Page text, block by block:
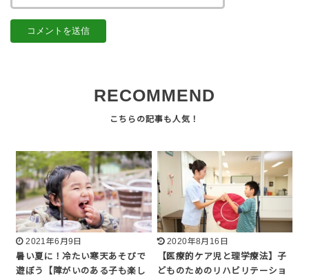
RECOMMEND
2021年6月9日
暑い夏に！冷たい寒天あそびで
遊ぼう【障がいのある子も楽し
2020年8月16日
【医療的ケア児と理学療法】子
どものためのリハビリテーショ